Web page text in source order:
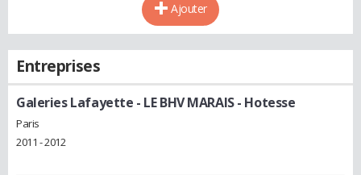
Ajouter
Entreprises
Galeries Lafayette - LE BHV MARAIS- Hotesse
Paris
2011 - 2012